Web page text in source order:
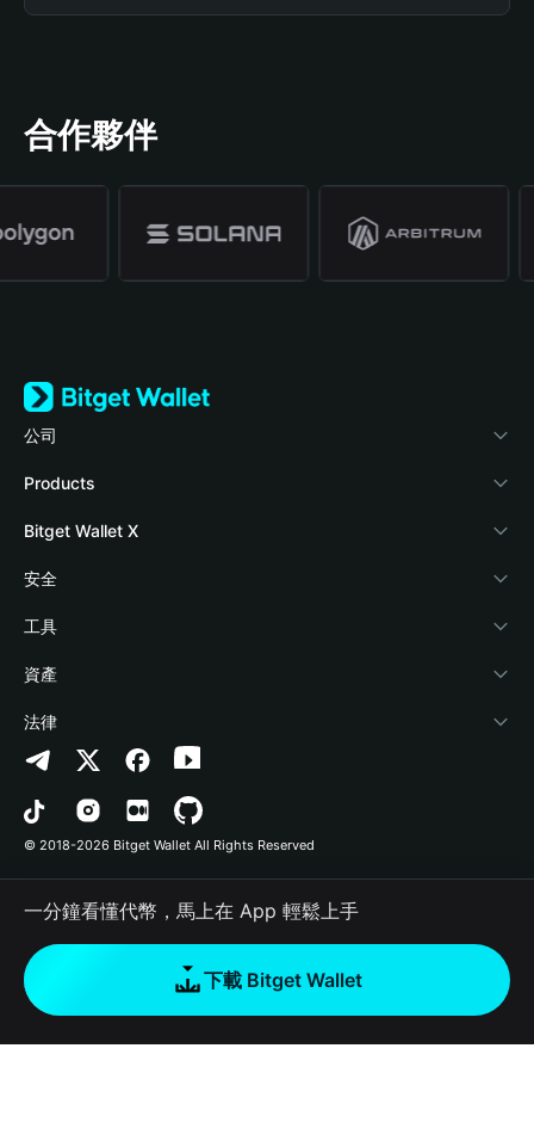
合作夥伴
公司
關於 Bitget Wallet
部落格
學院
加密資訊
幫助中心
‌聯繫我們
品牌資源
工作機會
Products
Crypto Card
Stablecoin Earn
Payfi Crypto
Crypto Swap API
Altcoin Season Index
Prediction Markets
DApp
RWA
如何購買加密貨幣
Bitget Wallet X
開發者文件
連接錢包
Bitget Wallet Pay
合作上架
安全
風險保障基金
安全防護技術
工具
快捷買幣
授權檢測
合約檢測
批次轉帳
資產
Arbitrum
Avalanche
Bitcoin
Polygon
法律
隱私協議
用戶使用協議
© 2018-2026 Bitget Wallet All Rights Reserved
一分鐘看懂代幣，馬上在 App 輕鬆上手
下載 Bitget Wallet